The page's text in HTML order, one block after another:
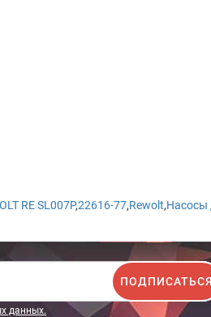
RE SL007P,22616-77,Rewolt,Насосы
ПОДПИСАТЬСЯ
данных.